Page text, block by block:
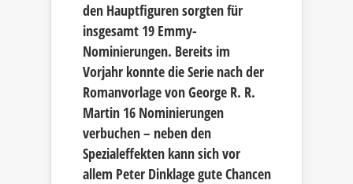
den Hauptfiguren sorgten für
insgesamt 19 Emmy-
Nominierungen. Bereits im
Vorjahr konnte die Serie nach der
Romanvorlage von George R. R.
Martin 16 Nominierungen
verbuchen – neben den
Spezialeffekten kann sich vor
allem Peter Dinklage gute Chancen